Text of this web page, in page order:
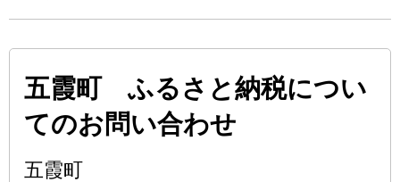
五霞町 ふるさと納税につい
てのお問い合わせ
五霞町